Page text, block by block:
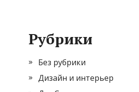
Рубрики
Без рубрики
Дизайн и интерьер